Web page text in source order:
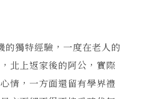
特經驗，一度在老人的
北上返家後的阿公，實際
情，一方面還留有學界禮